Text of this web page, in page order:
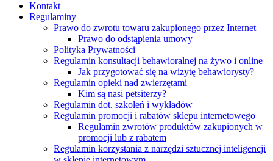
Kontakt
Regulaminy
Prawo do zwrotu towaru zakupionego przez Internet
Prawo do odstąpienia umowy
Polityka Prywatności
Regulamin konsultacji behawioralnej na żywo i online
Jak przygotować się na wizytę behawiorysty?
Regulamin opieki nad zwierzętami
Kim są nasi petsiterzy?
Regulamin dot. szkoleń i wykładów
Regulamin promocji i rabatów sklepu internetowego
Regulamin zwrotów produktów zakupionych w
promocji lub z rabatem
Regulamin korzystania z narzędzi sztucznej inteligencji